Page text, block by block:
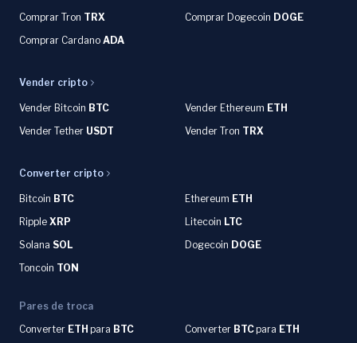
Comprar Tron TRX Comprar Dogecoin DOGE
Comprar Cardano ADA
Vender cripto
Vender Bitcoin BTC Vender Ethereum ETH
Vender Tether USDT Vender Tron TRX
Converter cripto
Bitcoin BTC Ethereum ETH
Ripple XRP Litecoin LTC
Solana SOL Dogecoin DOGE
Toncoin TON
Pares de troca
Converter ETH para BTC Converter BTCpara ETH